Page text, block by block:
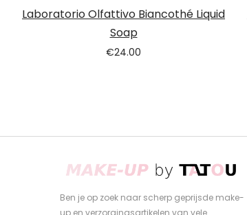
Laboratorio Olfattivo Biancothé Liquid
Soap
€24.00
Ben je op zoek naar scherp geprijsde make-
up en verzorgingsartikelen van vele